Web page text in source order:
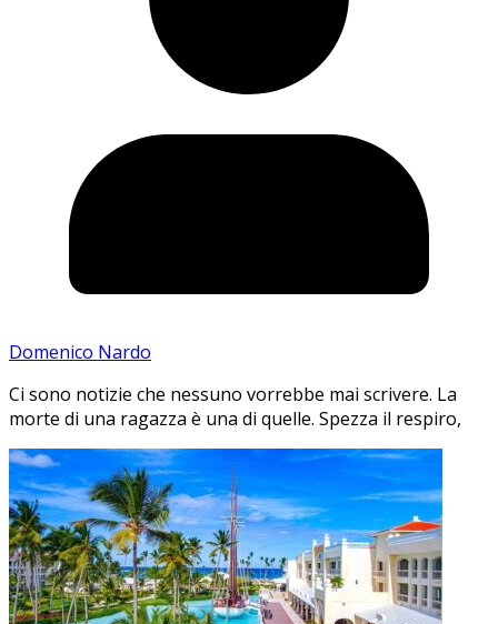
Domenico Nardo
Ci sono notizie che nessuno vorrebbe mai scrivere. La
morte di una ragazza è una di quelle. Spezza il respiro,